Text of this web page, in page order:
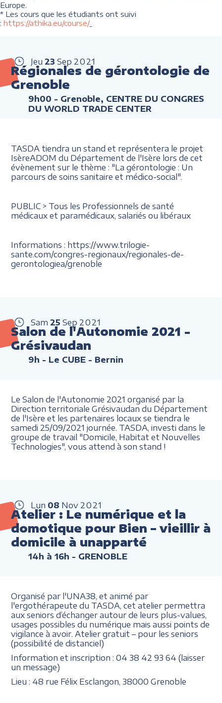
Europe.
* Les cours que les étudiants ont suivi
: https://athika.eu/course/
Jeu 23 Sep 2021
Régionales de gérontologie de
Grenoble
9h00 - Grenoble, CENTRE DU CONGRES
DU WORLD TRADE CENTER
TASDA tiendra un stand et représentera le projet
IsèreADOM du Département de l'Isère lors de cet
évènement sur le thème : "La gérontologie : Un
parcours de soins sanitaire et médico-social".
PUBLIC > Tous les Professionnels de santé
médicaux et paramédicaux, salariés ou libéraux
Informations : https://www.trilogie-
sante.com/congres-regionaux/regionales-de-
gerontologiea/grenoble
Sam 25 Sep 2021
Salon de l'Autonomie 2021 -
Grésivaudan
9h - Le CUBE - Bernin
Le Salon de l'Autonomie 2021 organisé par la
Direction territoriale Grésivaudan du Département
de l'Isère et les partenaires locaux se tiendra le
samedi 25/09/2021 journée. TASDA, investi dans le
groupe de travail "Domicile, Habitat et Nouvelles
Technologies", vous attend à son stand !
Lun 08 Nov 2021
Atelier : Le numérique et la
domotique pour Bien – vieillir à
domicile à unapparté
14h à 16h - GRENOBLE
Organisé par l'UNA38, et animé par
l'ergothérapeute du TASDA, cet atelier permettra
aux seniors d’échanger autour de leurs plus-values,
usages possibles du numérique mais aussi points de
vigilance à avoir. Atelier gratuit – pour les seniors
(possibilité de distanciel)
Information et inscription : 04 38 42 93 64 (laisser
un message)
Lieu : 48 rue Félix Esclangon, 38000 Grenoble